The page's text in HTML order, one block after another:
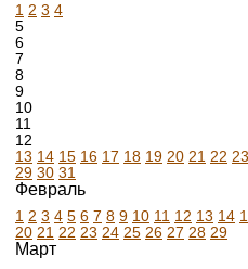
1 2 3 4
5
6
7
8
9
10
11
12
13 14 15 16 17 18 19 20 21 22 23
29 30 31
Февраль
1 2 3 4 5 6 7 8 9 10 11 12 13 14
20 21 22 23 24 25 26 27 28 29
Март